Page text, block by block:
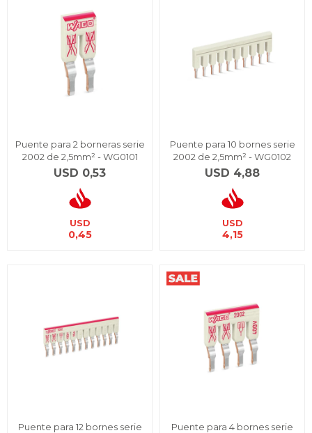
Puente para 2 borneras serie
2002 de 2,5mm² - WG0101
USD 0,53
USD
0,45
Puente para 10 bornes serie
2002 de 2,5mm² - WG0102
USD 4,88
USD
4,15
Puente para 12 bornes serie
Puente para 4 bornes serie